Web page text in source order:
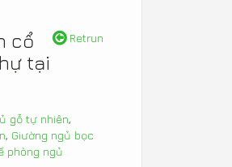
Retrun
cổ
tại
gỗ tự nhiên,
, Giường ngủ bọc
phòng ngủ